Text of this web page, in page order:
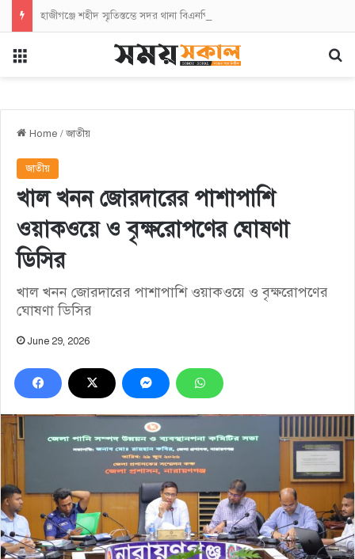
হাজীগঞ্জে শহীদ স্মৃতিস্তম্ভে সদর থানা বিএনপির পুষ্পস্তবক অর্পণ
Home /জাতীয়
জাতীয়
খাল খনন জোরদারের পাশাপাশি
ওয়াকওয়ে ও বৃক্ষরোপণের ঘোষণা
ডিসির
খাল খনন জোরদারের পাশাপাশি ওয়াকওয়ে ও বৃক্ষরোপণের
ঘোষণা ডিসির
June 29, 2026